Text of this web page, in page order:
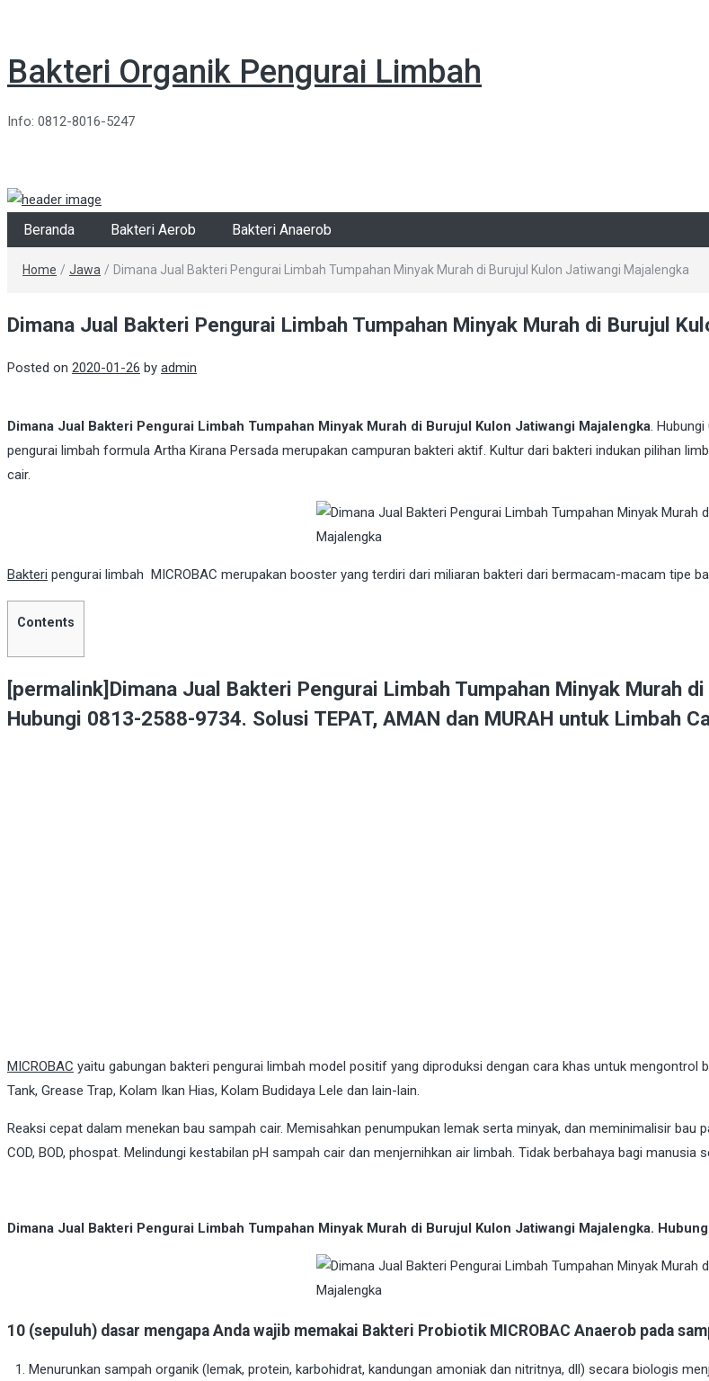
Bakteri Organik Pengurai Limbah
Info: 0812-8016-5247
Beranda Bakteri Aerob Bakteri Anaerob
Home / Jawa / Dimana Jual Bakteri Pengurai Limbah Tumpahan Minyak Murah di Burujul Kulon Jatiwangi Majalengka
Dimana Jual Bakteri Pengurai Limbah Tumpahan Minyak Murah di Burujul
Posted on 2020-01-26 by admin
Dimana Jual Bakteri Pengurai Limbah Tumpahan Minyak Murah di Burujul Kulon Jatiwangi Majalengka. Hubungi
pengurai limbah formula Artha Kirana Persada merupakan campuran bakteri aktif. Kultur dari bakteri indukan pilihan
cair.
Bakteri pengurai limbah MICROBAC merupakan booster yang terdiri dari miliaran bakteri dari bermacam-macam tipe
Contents
[permalink]Dimana Jual Bakteri Pengurai Limbah Tumpahan Minyak Murah
Hubungi 0813-2588-9734. Solusi TEPAT, AMAN dan MURAH untuk Limbah
MICROBAC yaitu gabungan bakteri pengurai limbah model positif yang diproduksi dengan cara khas untuk
Tank, Grease Trap, Kolam Ikan Hias, Kolam Budidaya Lele dan lain-lain.
Reaksi cepat dalam menekan bau sampah cair. Memisahkan penumpukan lemak serta minyak, dan meminimalisir
COD, BOD, phospat. Melindungi kestabilan pH sampah cair dan menjernihkan air limbah. Tidak berbahaya bagi
Dimana Jual Bakteri Pengurai Limbah Tumpahan Minyak Murah di Burujul Kulon Jatiwangi Majalengka.
10 (sepuluh) dasar mengapa Anda wajib memakai Bakteri Probiotik MICROBAC Anaerob pada
Menurunkan sampah organik (lemak, protein, karbohidrat, kandungan amoniak dan nitritnya, dll) secara biologis